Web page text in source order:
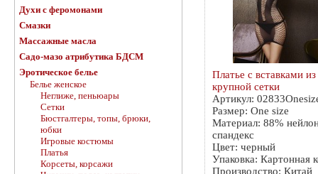
Духи с феромонами
Смазки
Массажные масла
Садо-мазо атрибутика БДСМ
Эротическое белье
Белье женское
Неглиже, пеньюары
Сетки
Бюстгалтеры, топы, брюки,
юбки
Игровые костюмы
Платья
Корсеты, корсажи
Платье с вставками из
крупной сетки
Артикул:
Размер: One size
Материал: 88%
спандекс
Цвет: черный
Упаковка: Картонная
Производство: Китай